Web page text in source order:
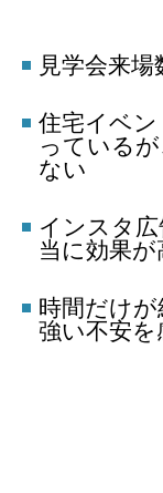
見学会来場
住宅イベ
っている
ない
インスタ
当に効果
時間だけ
強い不安を